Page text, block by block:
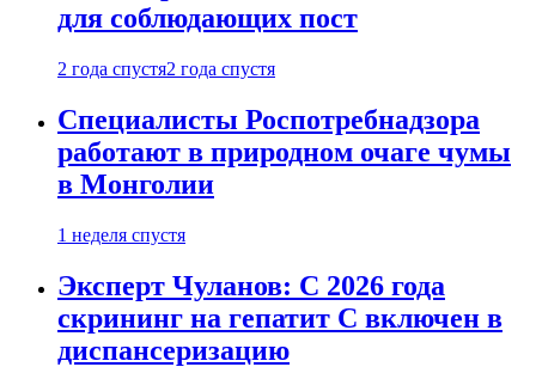
для соблюдающих пост
2 года спустя2 года спустя
Специалисты Роспотребнадзора
работают в природном очаге чумы
в Монголии
1 неделя спустя
Эксперт Чуланов: С 2026 года
скрининг на гепатит С включен в
диспансеризацию